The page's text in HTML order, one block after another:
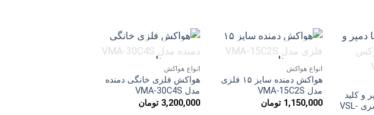
ها
و کلید
دستی مدل لوکس سری VSL-
علاقه
مندی
ناموجود
انواع هواکش
هواکش دمنده سایز ۱۵ فلزی
مدل VMA-15C2S
1,150,000 تومان
علاقه
ناموجود
انواع هواکش
هواکش فلزی خانگی دمنده
مدل VMA-30C4S
3,200,000 تومان